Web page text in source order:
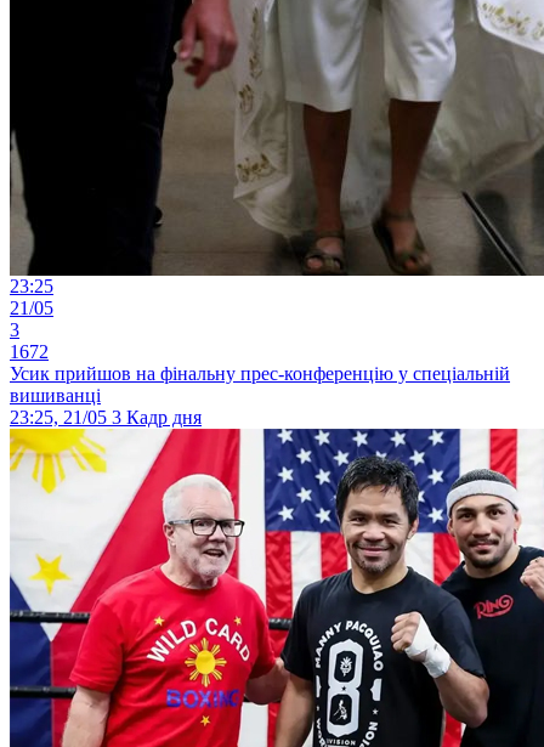
23:25
21/05
3
1672
Усик прийшов на фінальну прес-конференцію у спеціальній
вишиванці
23:25, 21/05 3 Кадр дня